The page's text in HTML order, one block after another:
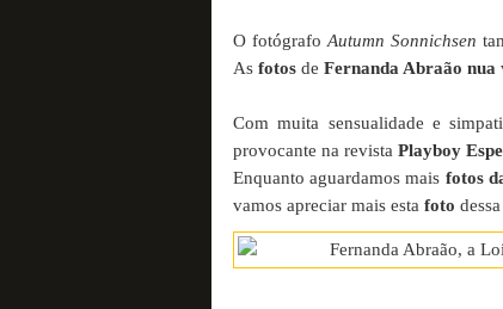
O fotógrafo Autumn Sonnichsen
As fotos de Fernanda Abraão nua
Com muita sensualidade e
provocante na revista Playboy
Enquanto aguardamos mais fotos
vamos apreciar mais esta foto dessa